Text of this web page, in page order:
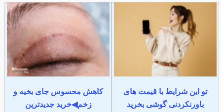
تو این شرایط با قیمت های
باورنکردنی گوشی بخرید
کاهش محسوس جای بخیه و
زخم◀خرید جدیدترین